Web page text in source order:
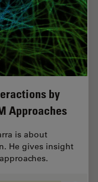
by
Approaches
is about
He gives insight